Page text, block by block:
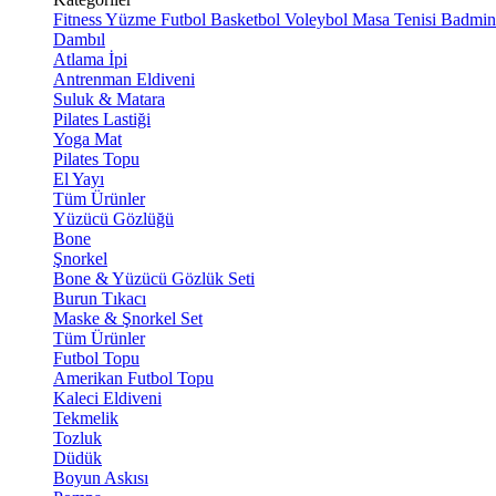
FitnessYüzme Futbol Basketbol Voleybol Masa Tenisi
Dambıl
Atlama İpi
Antrenman Eldiveni
Suluk & Matara
Pilates Lastiği
Yoga Mat
Pilates Topu
El Yayı
Tüm Ürünler
Yüzücü Gözlüğü
Bone
Şnorkel
Bone & Yüzücü Gözlük Seti
Burun Tıkacı
Maske & Şnorkel Set
Tüm Ürünler
Futbol Topu
Amerikan Futbol Topu
Kaleci Eldiveni
Tekmelik
Tozluk
Düdük
Boyun Askısı